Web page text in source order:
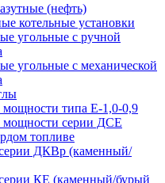
(нефть)
котельные установки
угольные с ручной
угольные с механической
типа Е-1,0-0,9
мощности серии ДСЕ
топливе
ДКВр (каменный/
КЕ (каменный/бурый